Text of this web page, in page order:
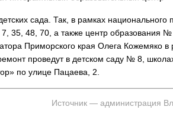
сада. Так, в рамках национального
35, 48, 70, а также центр образования №
Приморского края Олега Кожемяко в
проведут в детском саду № 8,
по улице Пацаева, 2.
Источник — администрация
На заправках
топливо – рост от 26